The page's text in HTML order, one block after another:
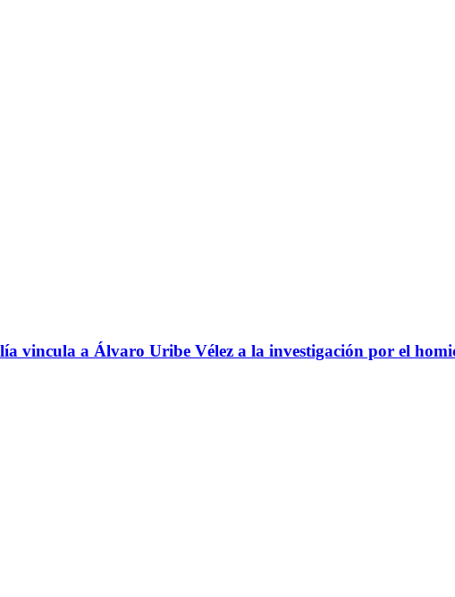
vincula a Álvaro Uribe Vélez a la investigación por el